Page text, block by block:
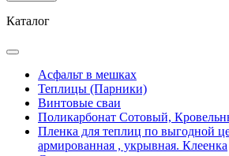
Каталог
Асфальт в мешках
Теплицы (Парники)
Винтовые сваи
Поликарбонат Сотовый,
Пленка для теплиц по выгодной
армированная , укрывная. Клеенка